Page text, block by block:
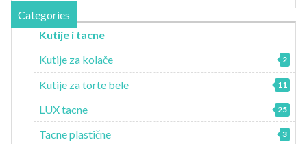
Categories
Kutije i tacne
Kutije za kolače
2
Kutije za torte bele 11
LUX tacne 25
Tacne plastične 3